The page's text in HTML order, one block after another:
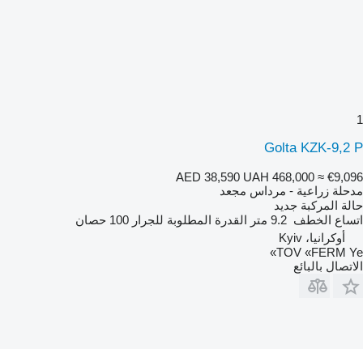
1
Golta KZK-9,2 P
AED 38,590 UAH 468,000 ≈ €9,096
مدحلة زراعية - مرداس مجعد
حالة المركبة جديد
اتساع الخطف 9.2 متر القدرة المطلوبة للجرار 100 حصان
أوكرانيا، Kyiv
TOV «FERM Ye»
الاتصال بالبائع